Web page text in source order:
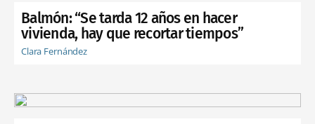
Balmón: “Se tarda 12 años en hacer
vivienda, hay que recortar tiempos”
Clara Fernández